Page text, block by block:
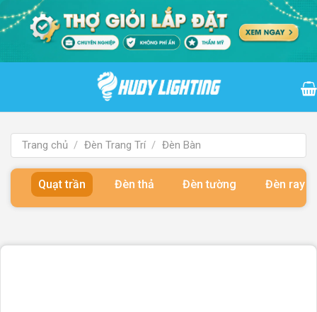
qua
Trang chủ / Đèn Trang Trí / Đèn Bàn
Quạt trần Đèn thả Đèn tường Đèn ray